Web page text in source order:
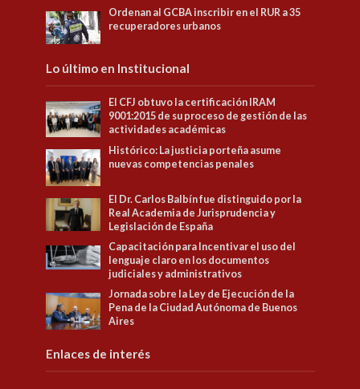
Ordenan al GCBA inscribir en el RUR a 35
recuperadores urbanos
Lo último en Institucional
El CFJ obtuvo la certificación IRAM
9001:2015 de su proceso de gestión de las
actividades académicas
Histórico: La justicia porteña asume
nuevas competencias penales
El Dr. Carlos Balbín fue distinguido por la
Real Academia de Jurisprudencia y
Legislación de España
Capacitación para Incentivar el uso del
lenguaje claro en los documentos
judiciales y administrativos
Jornada sobre la Ley de Ejecución de la
Pena de la Ciudad Autónoma de Buenos
Aires
Enlaces de interés